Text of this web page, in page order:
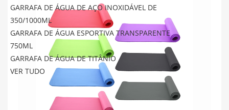
GARRAFA DE ÁGUA DE AÇO INOXIDÁVEL DE
350/1000ML
GARRAFA DE ÁGUA ESPORTIVA TRANSPARENTE
750ML
GARRAFA DE ÁGUA DE TITÂNIO
VER TUDO